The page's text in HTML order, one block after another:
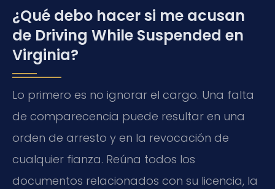
¿Qué debo hacer si me acusan
de Driving While Suspended en
Virginia?
Lo primero es no ignorar el cargo. Una falta
de comparecencia puede resultar en una
orden de arresto y en la revocación de
cualquier fianza. Reúna todos los
documentos relacionados con su licencia, la